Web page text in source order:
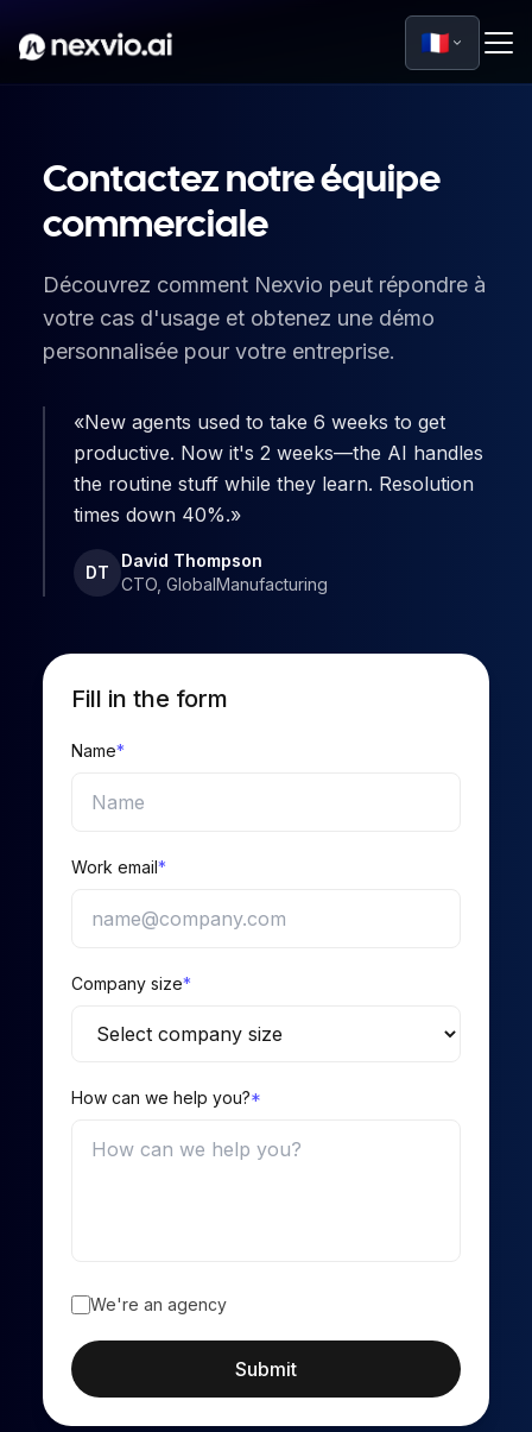
🇫🇷
Contactez notre équipe
commerciale
Découvrez comment Nexvio peut répondre à
votre cas d'usage et obtenez une démo
personnalisée pour votre entreprise.
New agents used to take 6 weeks to get
productive. Now it's 2 weeks—the AI handles
the routine stuff while they learn. Resolution
times down 40%.
DT
David Thompson
CTO, GlobalManufacturing
Fill in the form
Name*
Work email*
Company size*
How can we help you?*
We're an agency
Submit